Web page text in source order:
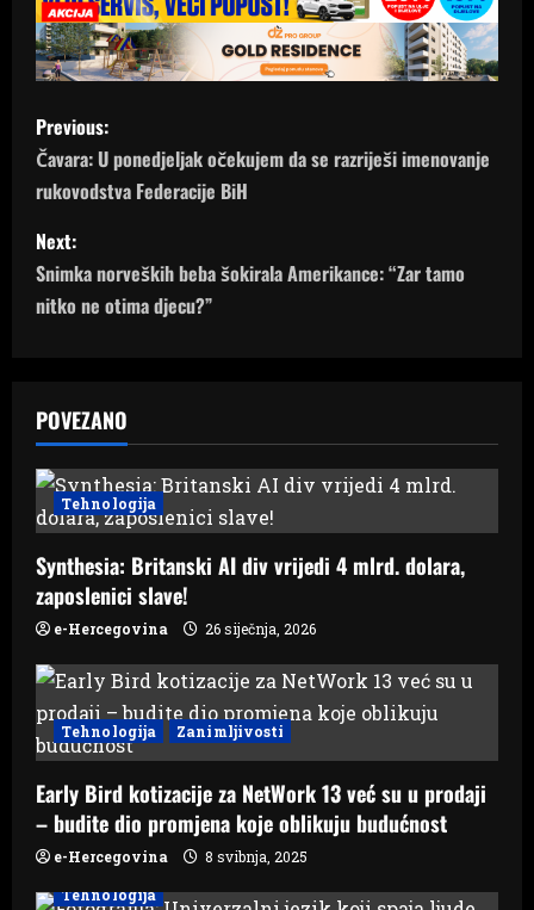
P
o
s
t
n
v
i
g
a
t
i
o
n
Previous:
Čavara: U ponedjeljak očekujem da se razriješi imenovanje
rukovodstva Federacije BiH
Next:
Snimka norveških beba šokirala Amerikance: “Zar tamo
nitko ne otima djecu?”
POVEZANO
Tehnologija
Synthesia: Britanski AI div vrijedi 4 mlrd. dolara,
zaposlenici slave!
e-Hercegovina 26 siječnja, 2026
Tehnologija Zanimljivosti
Early Bird kotizacije za NetWork 13 već su u prodaji
– budite dio promjena koje oblikuju budućnost
e-Hercegovina
8 svibnja, 2025
Tehnologija